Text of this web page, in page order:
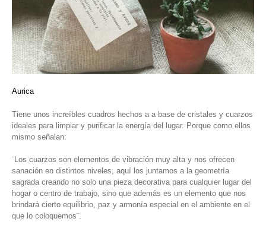
Aurica
Tiene unos increíbles cuadros hechos a a base de cristales y cuarzos
ideales para limpiar y purificar la energía del lugar. Porque como ellos
mismo señalan:
¨Los cuarzos son elementos de vibración muy alta y nos ofrecen
sanación en distintos niveles, aquí los juntamos a la geometría
sagrada creando no solo una pieza decorativa para cualquier lugar del
hogar o centro de trabajo, sino que además es un elemento que nos
brindará cierto equilibrio, paz y armonía especial en el ambiente en el
que lo coloquemos¨.